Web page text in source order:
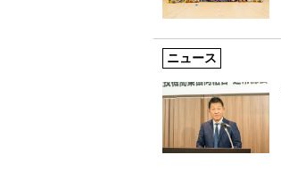
ニュース